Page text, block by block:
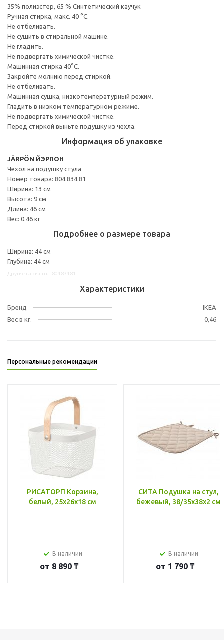
35% полиэстер, 65 % Синтетический каучук
Ручная стирка, макс. 40 °C.
Не отбеливать.
Не сушить в стиральной машине.
Не гладить.
Не подвергать химической чистке.
Машинная стирка 40°С.
Закройте молнию перед стиркой.
Не отбеливать.
Машинная сушка, низкотемпературный режим.
Гладить в низком температурном режиме.
Не подвергать химической чистке.
Перед стиркой выньте подушку из чехла.
Информация об упаковке
JÄRPÖN ЙЭРПОН
Чехол на подушку стула
Номер товара: 804.834.81
Ширина: 13 см
Высота: 9 см
Длина: 46 см
Вес: 0.46 кг
Подробнее о размере товара
Ширина: 44 см
Глубина: 44 см
Характеристики
Бренд
IKEA
Вес в кг.
0,46
Персональные рекомендации
РИСАТОРП Корзина,
белый, 25x26x18 см
В наличии
от 8 890 ₸
СИТА Подушка на стул,
бежевый, 38/35x38x2 см
В наличии
от 1 790 ₸